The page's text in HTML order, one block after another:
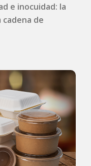
e inocuidad: la
de